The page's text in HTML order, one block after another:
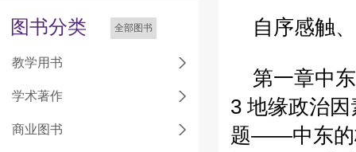
图书分类 全部图书
教学用书
学术著作
商业图书
自序感触
第一章中
3 地缘政治因
题——中东的